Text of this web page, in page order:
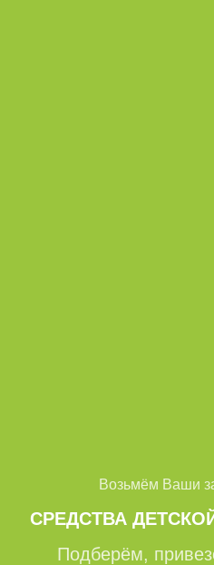
Возьмём Ваши
СРЕДСТВА
Подберём,